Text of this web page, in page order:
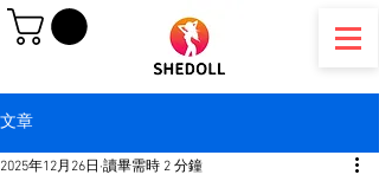
文章
2025年12月26日 讀畢需時 2 分鐘